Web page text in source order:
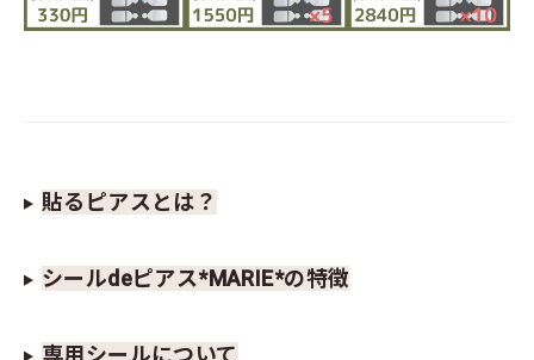
貼るピアスとは？
シールdeピアス*MARIE*の特徴
専用シールについて